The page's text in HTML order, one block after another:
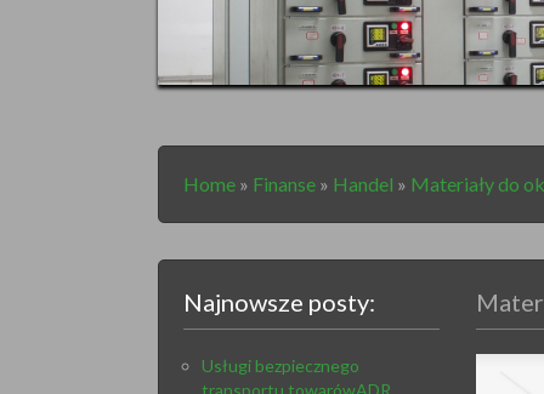
Home » Finanse » Handel » Materiały do
Najnowsze posty:
Usługi bezpiecznego
transportu towarówADR.